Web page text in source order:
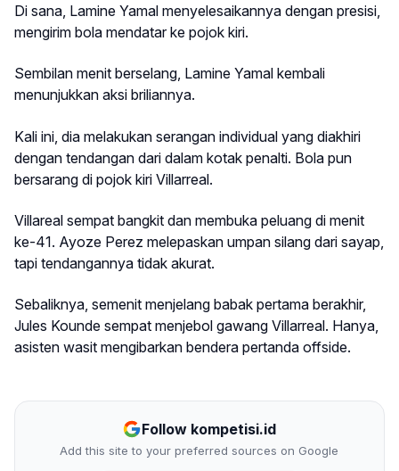
Di sana, Lamine Yamal menyelesaikannya dengan presisi,
mengirim bola mendatar ke pojok kiri.
Sembilan menit berselang, Lamine Yamal kembali
menunjukkan aksi briliannya.
Kali ini, dia melakukan serangan individual yang diakhiri
dengan tendangan dari dalam kotak penalti. Bola pun
bersarang di pojok kiri Villarreal.
Villareal sempat bangkit dan membuka peluang di menit
ke-41. Ayoze Perez melepaskan umpan silang dari sayap,
tapi tendangannya tidak akurat.
Sebaliknya, semenit menjelang babak pertama berakhir,
Jules Kounde sempat menjebol gawang Villarreal. Hanya,
asisten wasit mengibarkan bendera pertanda offside.
Follow kompetisi.id
Add this site to your preferred sources on Google